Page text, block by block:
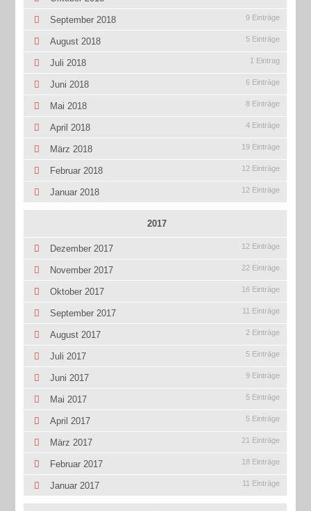
September 2018 9 Einträge
August 2018 5 Einträge
Juli 2018 1 Eintrag
Juni 2018 6 Einträge
Mai 2018 8 Einträge
April 2018 4 Einträge
März 2018 19 Einträge
Februar 2018 12 Einträge
Januar 2018 12 Einträge
2017
Dezember 2017 12 Einträge
November 2017 22 Einträge
Oktober 2017 16 Einträge
September 2017 11 Einträge
August 2017 2 Einträge
Juli 2017 5 Einträge
Juni 2017 9 Einträge
Mai 2017 5 Einträge
April 2017 5 Einträge
März 2017 21 Einträge
Februar 2017 18 Einträge
Januar 2017 11 Einträge